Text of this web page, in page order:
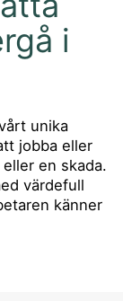
i
unika
jobba eller
en skada.
värdefull
känner